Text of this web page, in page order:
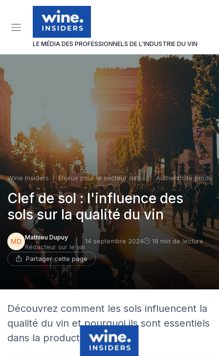
LE MÉDIA DES PROFESSIONNELS DE L'INDUSTRIE DU VIN
Wine Insiders Enjeux pour le secteur des vins et spiritueux Authenticité produits
Clef de sol : l'influence des
sols sur la qualité du vin
Mathieu Dupuy
Rédacteur sur le vin
14 septembre 2024 18 min de lecture
Partager cette page
Découvrez comment les sols influencent la
qualité du vin et pourquoi ils sont essentiels
dans la production viticole.
Panneau de gestion des cookies